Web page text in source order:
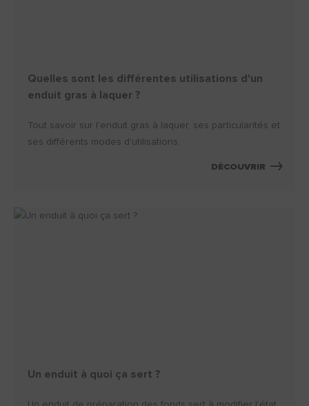
Quelles sont les différentes utilisations d'un
enduit gras à laquer ?
Tout savoir sur l'enduit gras à laquer, ses particularités et
ses différents modes d'utilisations.
DÉCOUVRIR
Un enduit à quoi ça sert ?